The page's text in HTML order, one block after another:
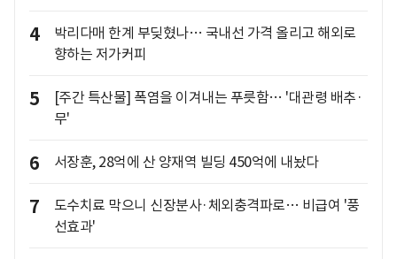
4
박리다매 한계 부딪혔나… 국내선 가격 올리고 해외로
향하는 저가커피
5
[주간 특산물] 폭염을 이겨내는 푸릇함… '대관령 배추·
무'
6 서장훈, 28억에 산 양재역 빌딩 450억에 내놨다
7
도수치료 막으니 신장분사·체외충격파로… 비급여 '풍
선효과'